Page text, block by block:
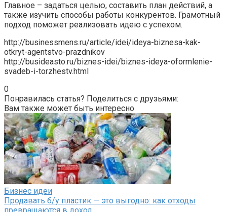
Главное – задаться целью, составить план действий, а
также изучить способы работы конкурентов. Грамотный
подход поможет реализовать идею с успехом.
http://businessmens.ru/article/idei/ideya-biznesa-kak-
otkryt-agentstvo-prazdnikov
http://busideasto.ru/biznes-idei/biznes-ideya-oformlenie-
svadeb-i-torzhestv.html
0
Понравилась статья? Поделиться с друзьями:
Вам также может быть интересно
Бизнес идеи
Продавать б/у пластик — это выгодно: как отходы